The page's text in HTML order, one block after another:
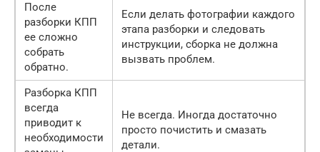
После
разборки КПП
ее сложно
собрать
обратно.
Если делать фотографии каждого
этапа разборки и следовать
инструкции, сборка не должна
вызвать проблем.
Разборка КПП
всегда
приводит к
необходимости
Не всегда. Иногда достаточно
просто почистить и смазать
детали.